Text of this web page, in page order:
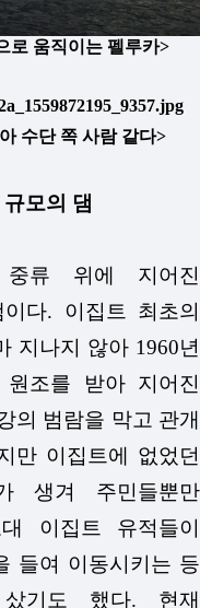
로 움직이는 펠루카>
수단 쪽 사람 같다>
모의 댐
류 위에 지어진
다. 이집트 최초의
지나지 않아 1960년
조를 받아 지어진
의 범람을 막고 관개
만 이집트에 없었던
생겨 주민들뿐만
이집트 유적들이
들여 이동시키는 등
기도 했다. 현재